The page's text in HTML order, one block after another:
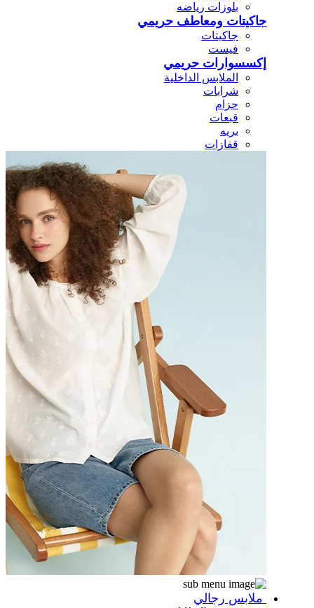
بلوزات رياضه
جاكيتات ومعاطف حريمي
جاكيتات
فيست
إكسسوارات حريمي
الملابس الداخلية
شرابات
حزام
قبعات
بريه
قفازات
ملابس رجالي